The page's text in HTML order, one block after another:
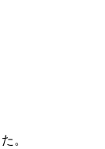
。